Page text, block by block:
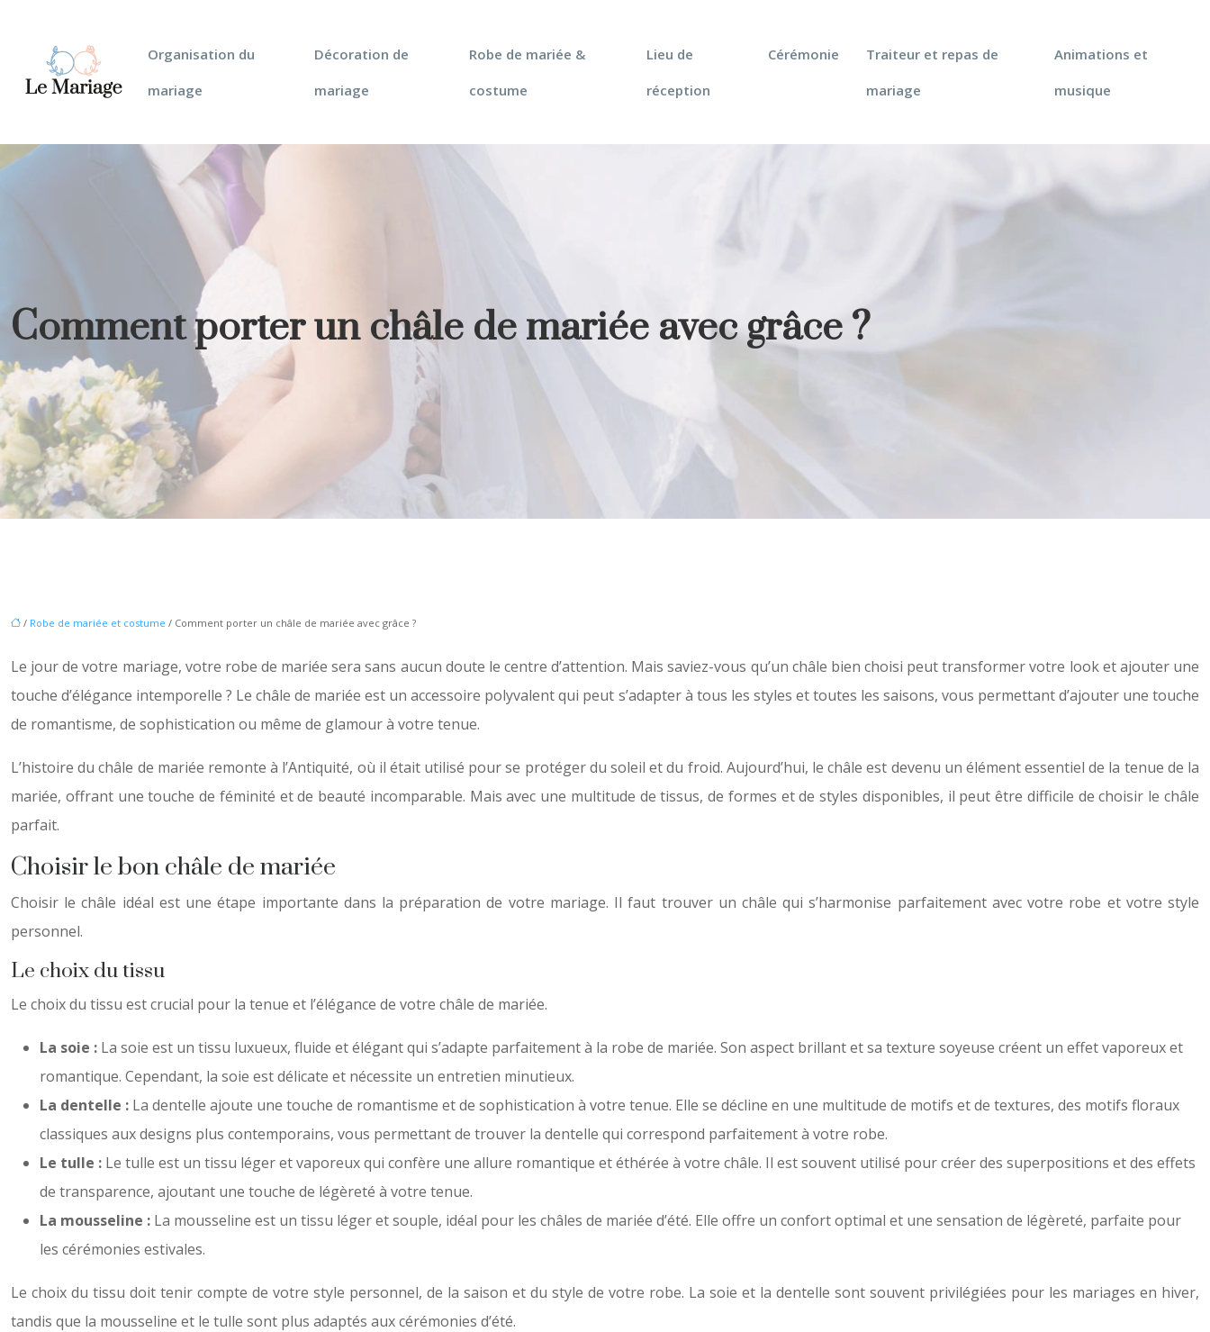
Organisation du
mariage
Décoration de
mariage
Robe de mariée &
costume
Lieu de
réception
Cérémonie
Traiteur et repas de
mariage
Animations et
musique
Comment porter un châle de mariée avec grâce ?
/ Robe de mariée et costume / Comment porter un châle de mariée avec grâce ?
Le jour de votre mariage, votre robe de mariée sera sans aucun doute le centre d’attention. Mais saviez-vous qu’un châle bien choisi peut transformer votre look et ajouter une
touche d’élégance intemporelle ? Le châle de mariée est un accessoire polyvalent qui peut s’adapter à tous les styles et toutes les saisons, vous permettant d’ajouter une touche
de romantisme, de sophistication ou même de glamour à votre tenue.
L’histoire du châle de mariée remonte à l’Antiquité, où il était utilisé pour se protéger du soleil et du froid. Aujourd’hui, le châle est devenu un élément essentiel de la tenue de la
mariée, offrant une touche de féminité et de beauté incomparable. Mais avec une multitude de tissus, de formes et de styles disponibles, il peut être difficile de choisir le châle
parfait.
Choisir le bon châle de mariée
Choisir le châle idéal est une étape importante dans la préparation de votre mariage. Il faut trouver un châle qui s’harmonise parfaitement avec votre robe et votre style
personnel.
Le choix du tissu
Le choix du tissu est crucial pour la tenue et l’élégance de votre châle de mariée.
La soie : La soie est un tissu luxueux, fluide et élégant qui s’adapte parfaitement à la robe de mariée. Son aspect brillant et sa texture soyeuse créent un effet vaporeux et
romantique. Cependant, la soie est délicate et nécessite un entretien minutieux.
La dentelle : La dentelle ajoute une touche de romantisme et de sophistication à votre tenue. Elle se décline en une multitude de motifs et de textures, des motifs floraux
classiques aux designs plus contemporains, vous permettant de trouver la dentelle qui correspond parfaitement à votre robe.
Le tulle : Le tulle est un tissu léger et vaporeux qui confère une allure romantique et éthérée à votre châle. Il est souvent utilisé pour créer des superpositions et des effets
de transparence, ajoutant une touche de légèreté à votre tenue.
La mousseline : La mousseline est un tissu léger et souple, idéal pour les châles de mariée d’été. Elle offre un confort optimal et une sensation de légèreté, parfaite pour
les cérémonies estivales.
Le choix du tissu doit tenir compte de votre style personnel, de la saison et du style de votre robe. La soie et la dentelle sont souvent privilégiées pour les mariages en hiver,
tandis que la mousseline et le tulle sont plus adaptés aux cérémonies d’été.